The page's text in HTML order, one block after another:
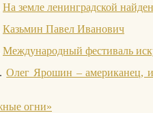
На земле ленинградской
Казьмин Павел Иванович
Международный фестиваль
Олег Ярошин – американец,
огни»